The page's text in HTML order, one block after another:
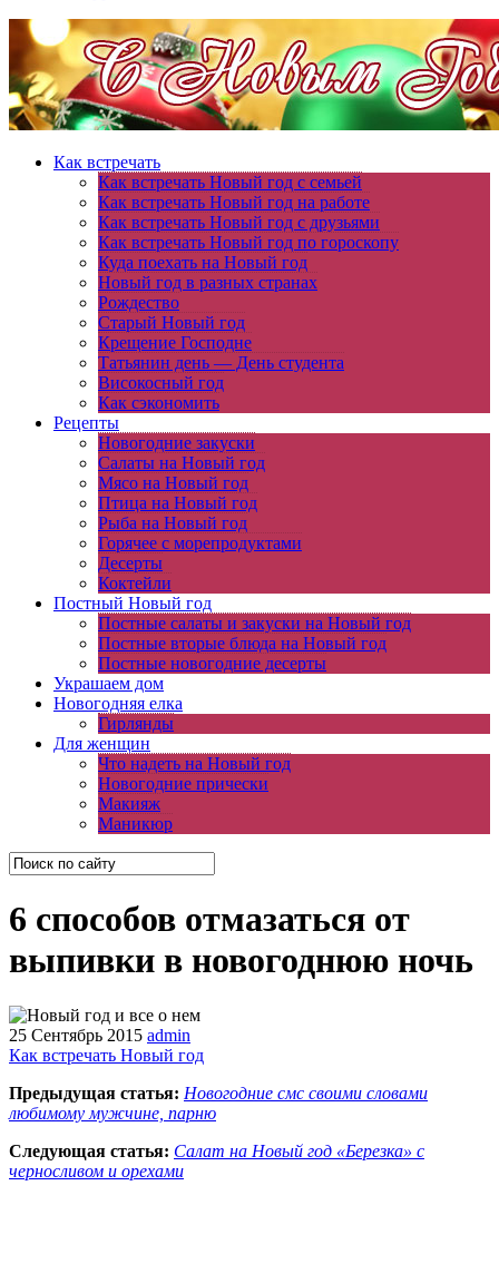
Как встречать
Как встречать Новый год с семьей
Как встречать Новый год на работе
Как встречать Новый год с друзьями
Как встречать Новый год по гороскопу
Куда поехать на Новый год
Новый год в разных странах
Рождество
Старый Новый год
Крещение Господне
Татьянин день — День студента
Високосный год
Как сэкономить
Рецепты
Новогодние закуски
Салаты на Новый год
Мясо на Новый год
Птица на Новый год
Рыба на Новый год
Горячее с морепродуктами
Десерты
Коктейли
Постный Новый год
Постные салаты и закуски на Новый год
Постные вторые блюда на Новый год
Постные новогодние десерты
Украшаем дом
Новогодняя елка
Гирлянды
Для женщин
Что надеть на Новый год
Новогодние прически
Макияж
Маникюр
6 способов отмазаться от
выпивки в новогоднюю ночь
25 Сентябрь 2015 admin
Как встречать Новый год
Предыдущая статья: Новогодние смс своими словами
любимому мужчине, парню
Следующая статья: Салат на Новый год «Березка» с
черносливом и орехами